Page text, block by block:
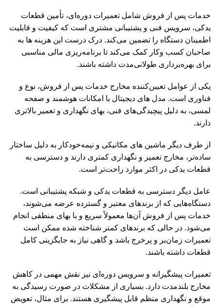
خدمات پس از فروش شامل تعمیرات دوره‌ای، تأمین قطعات
یدکی، سرویس فنی و پشتیبانی مشتری است که کیفیت و قابلیت
اطمینان دستگاه را تضمین می‌کند. درک درست این هزینه ها به
صاحبان کسب‌ وکار کمک می‌کند تا برنامه‌ریزی مالی مناسبی
برای بهره‌برداری طولانی‌مدت داشته باشند.
یکی از عوامل تعیین‌کننده مخارج خدمات پس از فروش، نوع و
فناوری است. مدل های دیجیتال با امکانات هوشمند و صفحه
لمسی، به دلیل پیچیدگی‌های فنی، بهای نگهداری و تعمیر بالاتری
دارند.
از طرف دیگر ماشین های مکانیکی و نیمه‌خودکار به دلیل ساختار
ساده‌تر، مخارج تعمیر و نگهداری کمتری دارند و دسترسی به
قطعات یدکی در اکثر موارد راحت‌تر است.
عامل دیگر دسترسی به قطعات یدکی و شبکه پشتیبانی است.
دستگاه‌هایی که از برندهای معتبر و گسترده عرضه می‌شوند،
خدمات پس از فروش آن‌ها معمولاً سریع و با بهای منطقی انجام
می‌شود. در حالی که برندهای کمتر شناخته شده ممکن است
تعمیرات زمان‌بر و پرخرج باشد و گاهی نیاز به جایگزینی کامل
قطعات داشته باشند.
تعمیرات پیشگیرانه و سرویس دوره‌ای نیز نقش مهمی در کاهش
مخارج بلندمدت دارد. بسیاری از مشکلات در صورت رسیدگی به
موقع و نگهداری منظم قابل پیشگیری هستند. برای مثال، تعویض